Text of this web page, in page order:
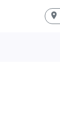
place